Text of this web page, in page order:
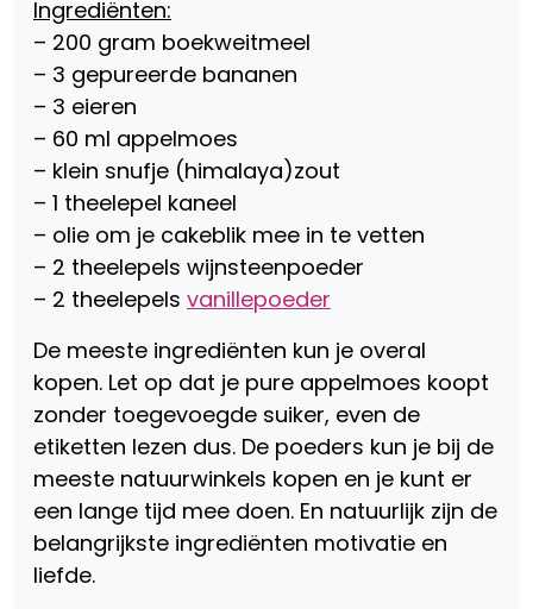
Ingrediënten:
– 200 gram boekweitmeel
– 3 gepureerde bananen
– 3 eieren
– 60 ml appelmoes
– klein snufje (himalaya)zout
– 1 theelepel kaneel
– olie om je cakeblik mee in te vetten
– 2 theelepels wijnsteenpoeder
– 2 theelepels vanillepoeder
De meeste ingrediënten kun je overal
kopen. Let op dat je pure appelmoes koopt
zonder toegevoegde suiker, even de
etiketten lezen dus. De poeders kun je bij de
meeste natuurwinkels kopen en je kunt er
een lange tijd mee doen. En natuurlijk zijn de
belangrijkste ingrediënten motivatie en
liefde.